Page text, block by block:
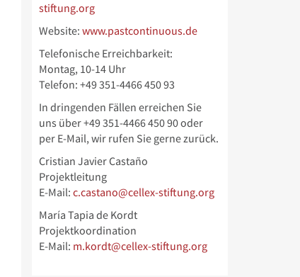
stiftung.org
Website: www.pastcontinuous.de
Telefonische Erreichbarkeit:
Montag, 10-14 Uhr
Telefon: +49 351-4466 450 93
In dringenden Fällen erreichen Sie
uns über+49 351-4466 450 90 oder
per E-Mail, wir rufen Sie gerne zurück.
Cristian Javier Castaño
Projektleitung
E-Mail: c.castano@cellex-stiftung.org
María Tapia de Kordt
Projektkoordination
E-Mail: m.kordt@cellex-stiftung.org